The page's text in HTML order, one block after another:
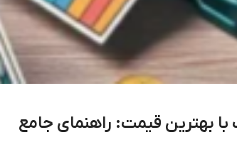
بهترین قیمت: راهنمای جامع